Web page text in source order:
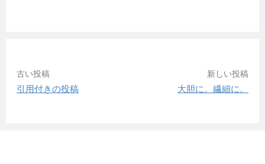
古い投稿
引用付きの投稿
新しい投稿
大胆に。繊細に。